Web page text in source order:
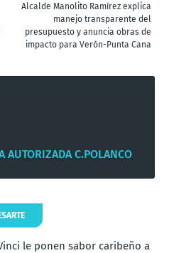
Alcalde Manolito Ramírez explica
manejo transparente del
presupuesto y anuncia obras de
impacto para Verón-Punta Cana
AUTORIZADA C.POLANCO
le ponen sabor caribeño a